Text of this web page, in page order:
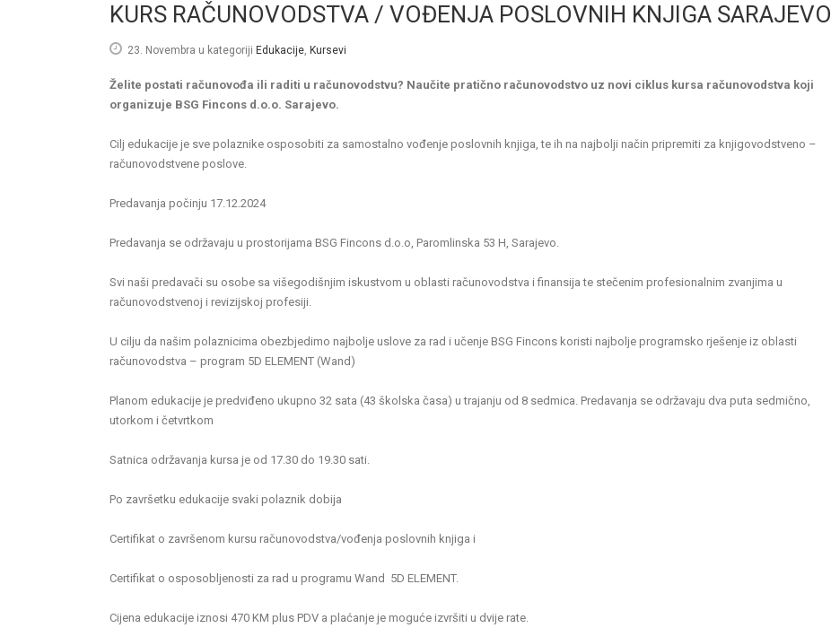
KURS RAČUNOVODSTVA / VOĐENJA POSLOVNIH KNJIGA SARAJEVO
23. Novembra u kategoriji Edukacije, Kursevi
Želite postati računovođa ili raditi u računovodstvu? Naučite pratično računovodstvo uz novi ciklus kursa računovodstva koji
organizuje BSG Fincons d.o.o. Sarajevo.
Cilj edukacije je sve polaznike osposobiti za samostalno vođenje poslovnih knjiga, te ih na najbolji način pripremiti za knjigovodstveno –
računovodstvene poslove.
Predavanja počinju 17.12.2024
Predavanja se održavaju u prostorijama BSG Fincons d.o.o, Paromlinska 53 H, Sarajevo.
Svi naši predavači su osobe sa višegodišnjim iskustvom u oblasti računovodstva i finansija te stečenim profesionalnim zvanjima u
računovodstvenoj i revizijskoj profesiji.
U cilju da našim polaznicima obezbjedimo najbolje uslove za rad i učenje BSG Fincons koristi najbolje programsko rješenje iz oblasti
računovodstva – program 5D ELEMENT (Wand)
Planom edukacije je predviđeno ukupno 32 sata (43 školska časa) u trajanju od 8 sedmica. Predavanja se održavaju dva puta sedmično,
utorkom i četvrtkom
Satnica održavanja kursa je od 17.30 do 19.30 sati.
Po završetku edukacije svaki polaznik dobija
Certifikat o završenom kursu računovodstva/vođenja poslovnih knjiga i
Certifikat o osposobljenosti za rad u programu Wand 5D ELEMENT.
Cijena edukacije iznosi 470 KM plus PDV a plaćanje je moguće izvršiti u dvije rate.